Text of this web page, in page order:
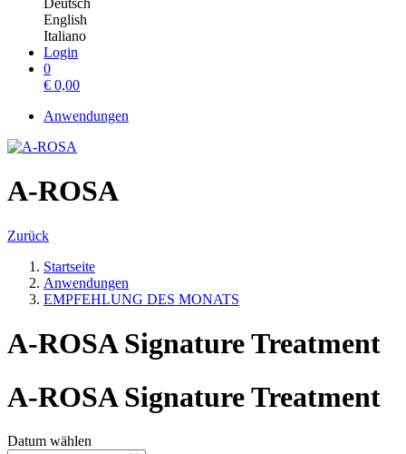
Deutsch
English
Italiano
Login
0
€ 0,00
Anwendungen
A-ROSA
Zurück
Startseite
Anwendungen
EMPFEHLUNG DES MONATS
A-ROSA Signature Treatment
A-ROSA Signature Treatment
Datum wählen